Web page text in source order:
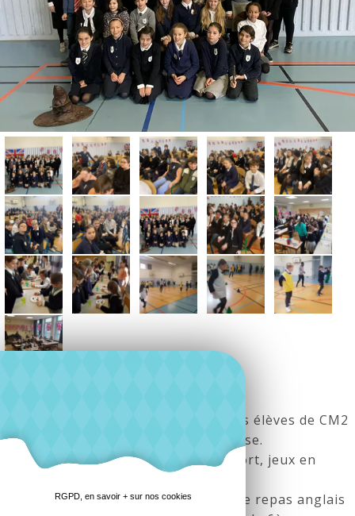
Le collège Saint-Pierre a accueilli nos élèves de CM2
pour la traditionnelle journée anglaise.
Au programme : maths, sciences, sport, jeux en
C'était aussi l'occasion de partager le repas anglais
RGPD, en savoir + sur nos cookies